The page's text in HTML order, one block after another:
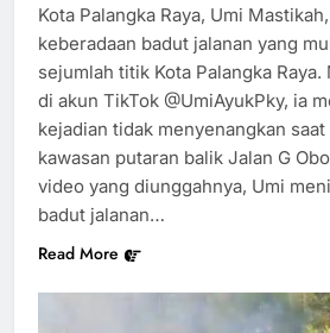
Kota Palangka Raya, Umi
keberadaan badut jalanan yang
sejumlah titik Kota Palangka
di akun TikTok @UmiAyukPky, ia
kejadian tidak menyenangkan
kawasan putaran balik Jalan G
video yang diunggahnya, Umi
badut jalanan…
Read More